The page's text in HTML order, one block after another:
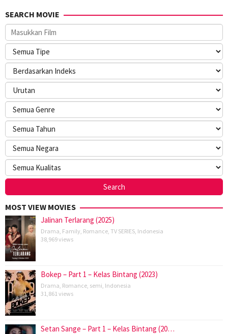
SEARCH MOVIE
MOST VIEW MOVIES
Jalinan Terlarang (2025)
Drama Family Romance TV SERIES Indonesia
38,969 views
Bokep – Part 1 – Kelas Bintang (2023)
Drama Romance semi Indonesia
31,861 views
Setan Sange – Part 1 – Kelas Bintang (20…